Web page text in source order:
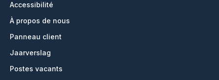
Accessibilité
À propos de nous
Panneau client
Jaarverslag
Postes vacants